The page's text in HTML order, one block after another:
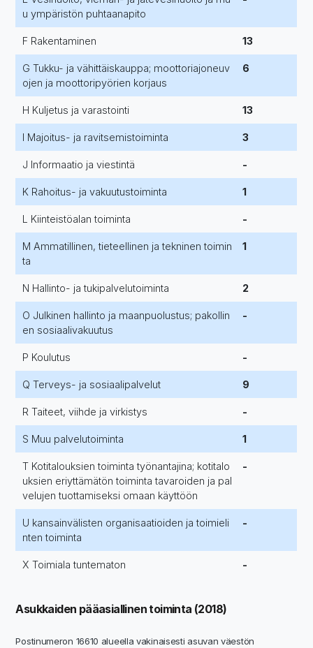
u ympäristön puhtaanapito
F Rakentaminen 13
G Tukku- ja vähittäiskauppa; moottoriajoneuv
ojen ja moottoripyörien korjaus
6
H Kuljetus ja varastointi 13
I Majoitus- ja ravitsemistoiminta 3
J Informaatio ja viestintä -
K Rahoitus- ja vakuutustoiminta 1
L Kiinteistöalan toiminta -
M Ammatillinen, tieteellinen ja tekninen toimin
ta
1
N Hallinto- ja tukipalvelutoiminta 2
O Julkinen hallinto ja maanpuolustus; pakollin
en sosiaalivakuutus
-
P Koulutus -
Q Terveys- ja sosiaalipalvelut 9
R Taiteet, viihde ja virkistys -
S Muu palvelutoiminta 1
T Kotitalouksien toiminta työnantajina; kotitalo
uksien eriyttämätön toiminta tavaroiden ja pal
velujen tuottamiseksi omaan käyttöön
-
U kansainvälisten organisaatioiden ja toimieli
nten toiminta
-
X Toimiala tuntematon -
Asukkaiden pääasiallinen toiminta (2018)
Postinumeron 16610 alueella vakinaisesti asuvan väestön